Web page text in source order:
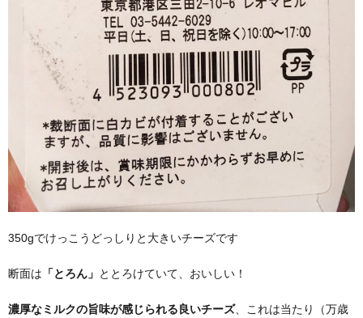
350gでけっこうどっしりと大きいチーズです
断面は 「とろん」 ととろけていて、おいしい！
濃厚なミルクの旨味が感じられる良いチーズ、これは当たり（万歳